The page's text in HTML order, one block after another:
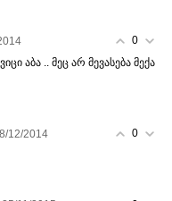
0
აბა .. მეც არ მევასება მექა
0
12/2014